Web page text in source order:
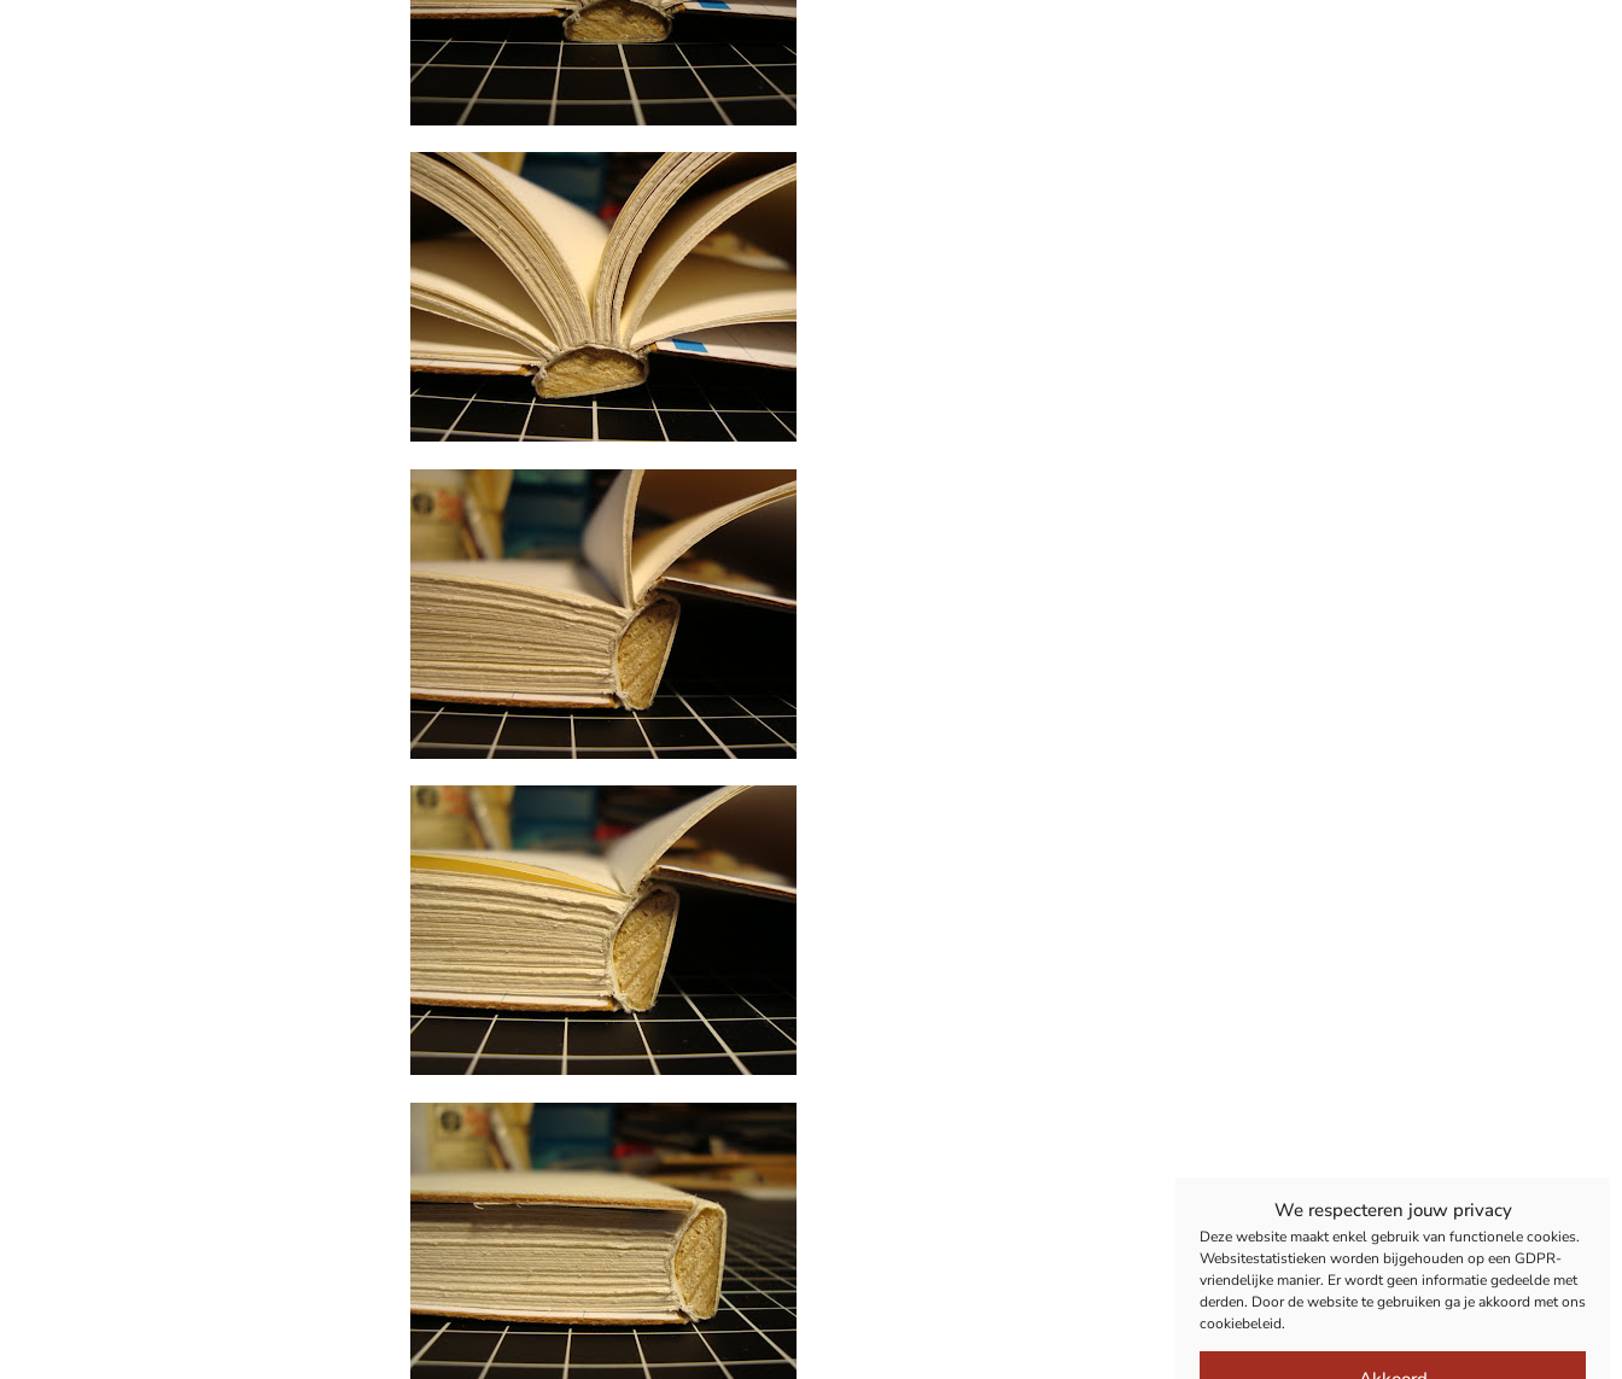
We respecteren jouw privacy
Deze website maakt enkel gebruik van functionele cookies.
Websitestatistieken worden bijgehouden op een GDPR-
vriendelijke manier. Er wordt geen informatie gedeelde met
derden. Door de website te gebruiken ga je akkoord met ons
cookiebeleid.